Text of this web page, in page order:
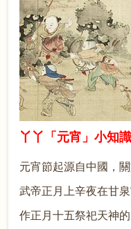
丫丫「元宵」小知識
元宵節起源自中國，
武帝正月上辛夜在甘
作正月十五祭祀天神